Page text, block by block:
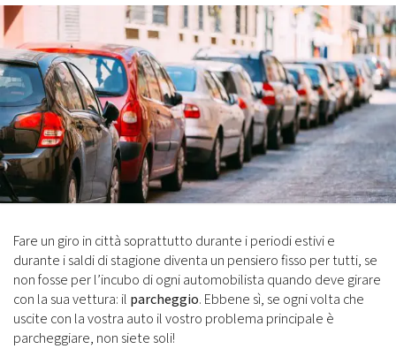
Fare un giro in città soprattutto durante i periodi estivi e
durante i saldi di stagione diventa un pensiero fisso per tutti, se
non fosse per l’incubo di ogni automobilista quando deve girare
con la sua vettura: il parcheggio. Ebbene sì, se ogni volta che
uscite con la vostra auto il vostro problema principale è
parcheggiare, non siete soli!